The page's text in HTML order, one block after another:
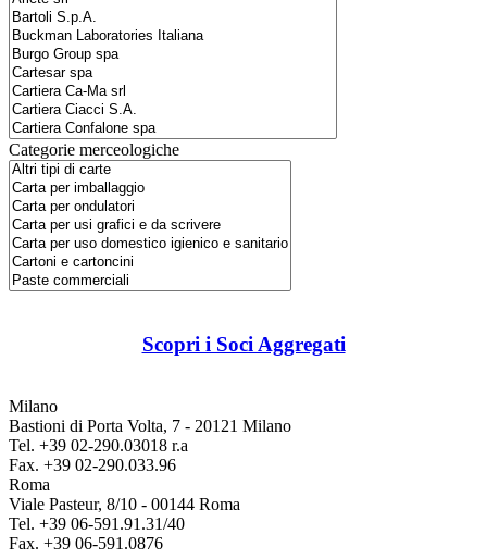
Categorie merceologiche
Scopri i Soci Aggregati
Milano
Bastioni di Porta Volta, 7 - 20121 Milano
Tel. +39 02-290.03018 r.a
Fax. +39 02-290.033.96
Roma
Viale Pasteur, 8/10 - 00144 Roma
Tel. +39 06-591.91.31/40
Fax. +39 06-591.0876